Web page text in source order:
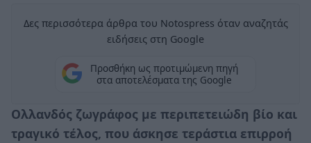
Δες περισσότερα άρθρα του Notospress όταν αναζητάς
ειδήσεις στη Google
Προσθήκη ως προτιμώμενη πηγή
στα αποτελέσματα της Google
Ολλανδός ζωγράφος με περιπετειώδη βίο και
τραγικό τέλος, που άσκησε τεράστια επιρροή